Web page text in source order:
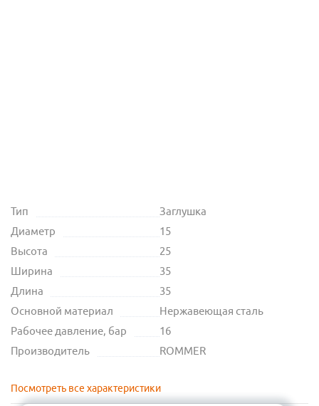
Тип
Заглушка
Диаметр
15
Высота
25
Ширина
35
Длина
35
Основной материал
Нержавеющая сталь
Рабочее давление, бар
16
Производитель
ROMMER
Посмотреть все характеристики